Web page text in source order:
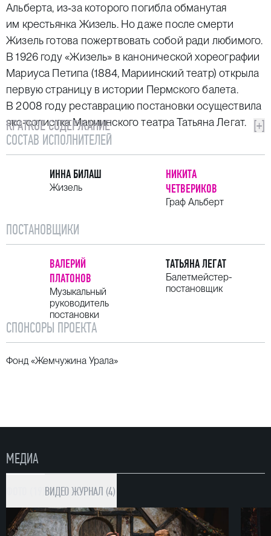
Альберта, из‑за которого погибла обманутая
им крестьянка Жизель. Но даже после смерти
Жизель готова пожертвовать собой ради любимого.
В 1926 году «Жизель» в канонической хореографии
Мариуса Петипа (1884, Мариинский театр) открыла
первую страницу в истории Пермского балета.
В 2008 году реставрацию постановки осуществила
экс-солистка Мариинского театра Татьяна Легат.
КРАТКОЕ СОДЕРЖАНИЕ
[+]
СОСТАВ ИСПОЛНИТЕЛЕЙ
ИННА БИЛАШ
Жизель
НИКИТА
ЧЕТВЕРИКОВ
Граф Альберт
ПОСТАНОВЩИКИ
ВАЛЕРИЙ
ПЛАТОНОВ
Музыкальный
руководитель
постановки
ТАТЬЯНА ЛЕГАТ
Балетмейстер-
постановщик
СПОНСОРЫ ПРОЕКТА
Фонд «Жемчужина Урала»
МЕДИА
ВИДЕОЖУРНАЛ (4)